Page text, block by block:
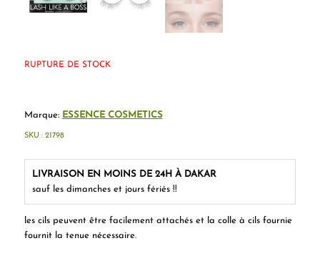
les cils peuvent être facilement attachés et la colle à cils fournie
fournit la tenue nécessaire.
RUPTURE DE STOCK
Marque: ESSENCE COSMETICS
LIVRAISON EN MOINS DE 24H À DAKAR
sauf les dimanches et jours fériés !!
SKU : 21798